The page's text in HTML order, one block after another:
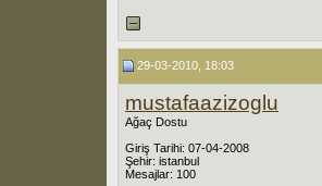
29-03-2010, 18:03
mustafaazizoglu
Ağaç Dostu
Giriş Tarihi: 07-04-2008
Şehir: istanbul
Mesajlar: 100